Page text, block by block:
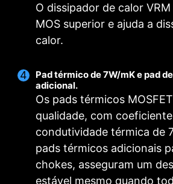
O dissipador de calor
MOS superior e ajuda a
calor.
Pad térmico de 7W/mK e pad
adicional.
Os pads térmicos
qualidade, com
condutividade térmica de
pads térmicos adicionais
chokes, asseguram um
estável mesmo quando
DIGITALL POWER
Um design de alimentação
permite uma entrega de
sem distorção à CPU com
DOUBLE POWER
Dois conectores de 8 pinos
adequada mesmo para uma
com
CORE BOOST
Um layout premium não
de vários núcleos, mas
ideais para o
MSI DRIVER UTILITY
Uma vez conectado à
Utility Installer detectará e
utilitários compatíveis
alguns cliques para baixar e